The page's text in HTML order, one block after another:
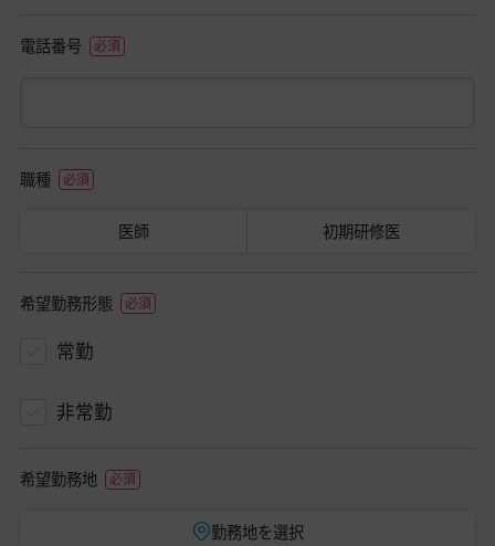
電話番号
職種
医師 初期研修医
希望勤務形態
常勤
非常勤
希望勤務地
勤務地を選択